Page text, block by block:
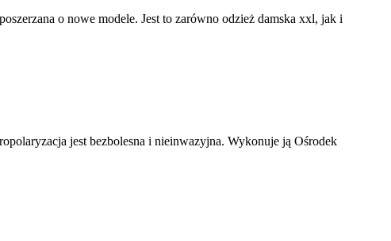
o nowe modele. Jest to zarówno odzież damska xxl, jak i
jest bezbolesna i nieinwazyjna. Wykonuje ją Ośrodek